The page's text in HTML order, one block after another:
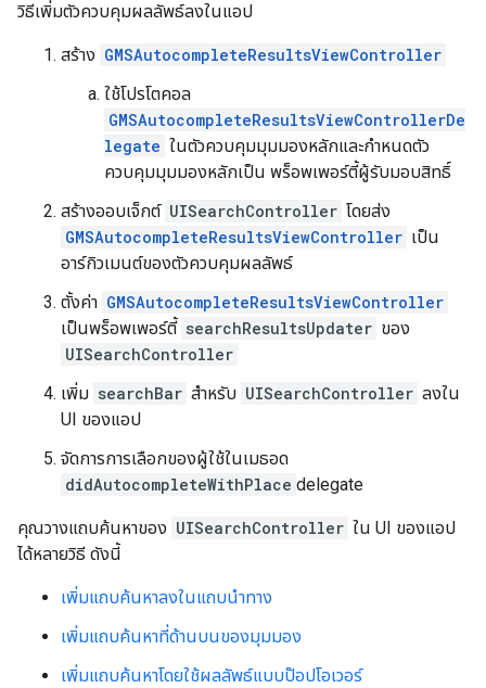
วิธีเพิ่มตัวควบคุมผลลัพธ์ลงในแอป
สร้าง GMSAutocompleteResultsViewController
ใช้โปรโตคอล
GMSAutocompleteResultsViewControllerDe
legate ในตัวควบคุมมุมมองหลักและกำหนดตัว
ควบคุมมุมมองหลักเป็น พร็อพเพอร์ตี้ผู้รับมอบสิทธิ์
สร้างออบเจ็กต์ UISearchController โดยส่ง
GMSAutocompleteResultsViewController เป็น
อาร์กิวเมนต์ของตัวควบคุมผลลัพธ์
ตั้งค่า GMSAutocompleteResultsViewController
เป็นพร็อพเพอร์ตี้ searchResultsUpdater ของ
UISearchController
เพิ่ม searchBar สำหรับ UISearchController ลงใน
UI ของแอป
จัดการการเลือกของผู้ใช้ในเมธอด
didAutocompleteWithPlace delegate
คุณวางแถบค้นหาของ UISearchController ใน UI ของแอป
ได้หลายวิธี ดังนี้
เพิ่มแถบค้นหาลงในแถบนำทาง
เพิ่มแถบค้นหาที่ด้านบนของมุมมอง
เพิ่มแถบค้นหาโดยใช้ผลลัพธ์แบบป๊อปโอเวอร์